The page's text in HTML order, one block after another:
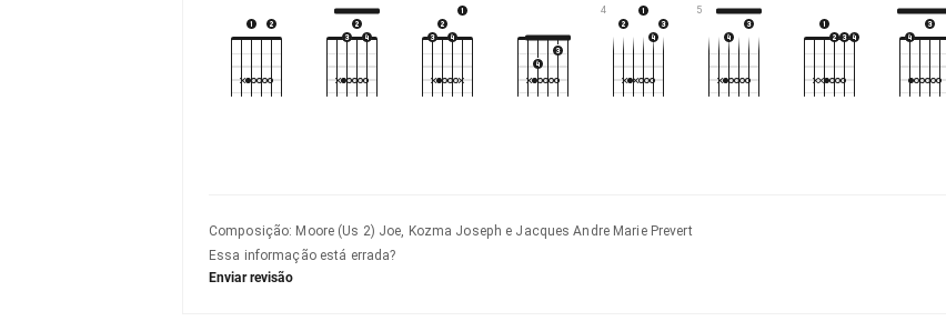
4 5
Composição: Moore (Us 2) Joe, Kozma Joseph e Jacques Andre Marie Prevert
Essa informação está errada?
Enviar revisão